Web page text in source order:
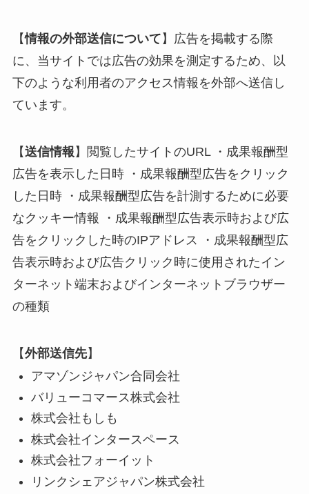
【情報の外部送信について 】広告を掲載する際
に、当サイトでは広告の効果を測定するため、以
下のような利用者のアクセス情報を外部へ送信し
ています。
【送信情報 】閲覧したサイトのURL ・成果報酬型
広告を表示した日時 ・成果報酬型広告をクリック
した日時 ・成果報酬型広告を計測するために必要
なクッキー情報 ・成果報酬型広告表示時および広
告をクリックした時のIPアドレス ・成果報酬型広
告表示時および広告クリック時に使用されたイン
ターネット端末およびインターネットブラウザー
の種類
【外部送信先】
アマゾンジャパン合同会社
バリューコマース株式会社
株式会社もしも
株式会社インタースペース
株式会社フォーイット
リンクシェアジャパン株式会社